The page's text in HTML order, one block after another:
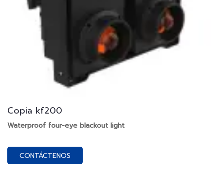
Copia kf200
Waterproof four-eye blackout light
CONTÁCTENOS